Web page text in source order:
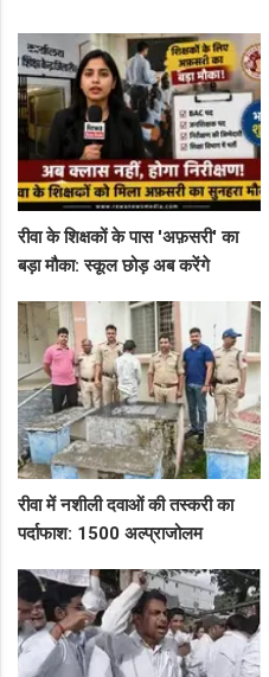
रीवा के शिक्षकों के पास 'अफ़सरी' का
बड़ा मौका: स्कूल छोड़ अब करेंगे
पर निकली भर्ती!
रीवा में नशीली दवाओं की तस्करी का
पर्दाफाश: 1500 अल्प्राजोलम
सप्लाई चेन